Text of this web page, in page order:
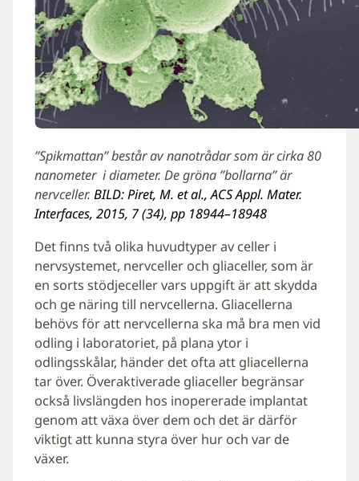
”Spikmattan” består av nanotrådar som är cirka 80
nanometer i diameter. De gröna ”bollarna” är
nervceller. BILD: Piret, M. et al., ACS Appl. Mater.
Interfaces, 2015, 7 (34), pp 18944–18948
Det finns två olika huvudtyper av celler i
nervsystemet, nervceller och gliaceller, som är
en sorts stödjeceller vars uppgift är att skydda
och ge näring till nervcellerna. Gliacellerna
behövs för att nervcellerna ska må bra men vid
odling i laboratoriet, på plana ytor i
odlingsskålar, händer det ofta att gliacellerna
tar över. Överaktiverade gliaceller begränsar
också livslängden hos inopererade implantat
genom att växa över dem och det är därför
viktigt att kunna styra över hur och var de
växer.